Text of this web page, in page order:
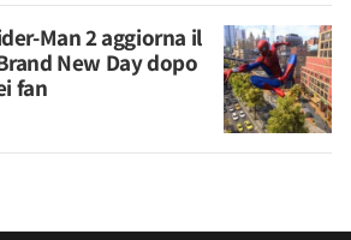
Man 2 aggiorna il
New Day dopo
fan